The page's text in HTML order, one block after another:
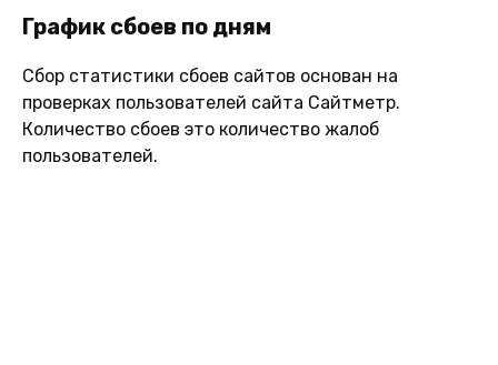
График сбоев по дням
Сбор статистики сбоев сайтов основан на
проверках пользователей сайта Сайтметр.
Количество сбоев это количество жалоб
пользователей.